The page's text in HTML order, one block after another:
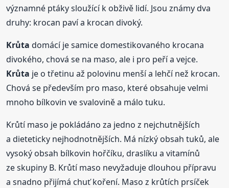
významné ptáky sloužící k obživě lidí. Jsou známy dva
druhy: krocan paví a krocan divoký.
Krůta domácí je samice domestikovaného krocana
divokého, chová se na maso, ale i pro peří a vejce.
Krůta je o třetinu až polovinu menší a lehčí než krocan.
Chová se především pro maso, které obsahuje velmi
mnoho bílkovin ve svalovině a málo tuku.
Krůtí maso je pokládáno za jedno z nejchutnějších
a dieteticky nejhodnotnějších. Má nízký obsah tuků, ale
vysoký obsah bílkovin hořčíku, draslíku a vitamínů
ze skupiny B. Krůtí maso nevyžaduje dlouhou přípravu
a snadno přijímá chuť koření. Maso z krůtích prsíček